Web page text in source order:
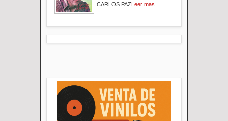
CARLOS PAZLeer mas